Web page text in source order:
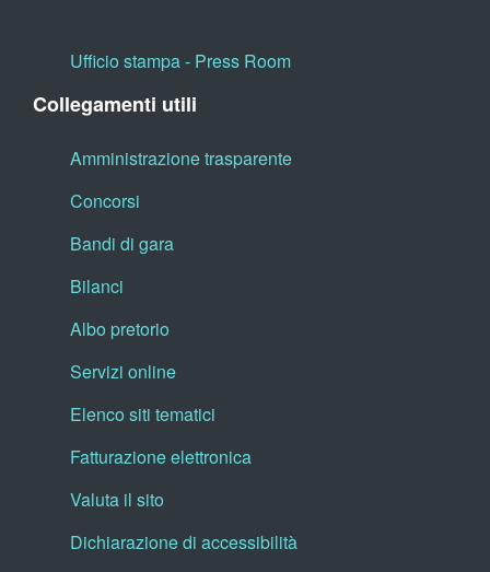
Ufficio stampa - Press Room
Collegamenti utili
Amministrazione trasparente
Concorsi
Bandi di gara
Bilanci
Albo pretorio
Servizi online
Elenco siti tematici
Fatturazione elettronica
Valuta il sito
Dichiarazione di accessibilità